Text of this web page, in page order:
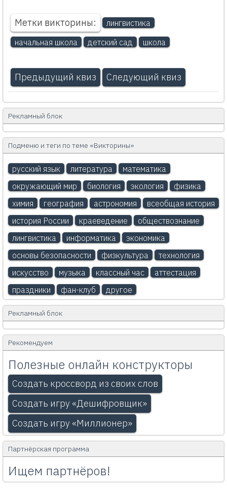
Метки викторины:
лингвистика
начальная школа
детский сад школа
Предыдущий квиз Следующий квиз
Рекламный блок
Подменю и теги по теме «Викторины»
русский язык литература
математика
окружающий мир
биология экология
физика
химия
география астрономия
всеобщая история
история России
краеведение
обществознание
лингвистика
информатика
экономика
основы безопасности
физкультура
технология
искусство
музыка классный час
аттестация
праздники
фан-клуб другое
Рекламный блок
Рекомендуем
Полезные онлайн конструкторы
Создать кроссворд из своих слов
Создать игру «Дешифровщик»
Создать игру «Миллионер»
Партнёрская программа
Ищем партнёров!